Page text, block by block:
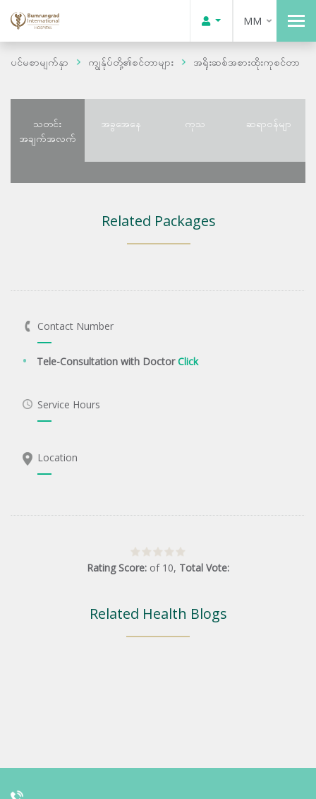
MM
ပင်မစာမျက်နှာ ကျွန်ုပ်တို့၏စင်တာများ အရိုးဆစ်အစားထိုးကုစင်တာ
သတင်း
အချက်အလက်
အခွအေနေ ကုသ ဆရာဝန်မျာ
Related Packages
Contact Number
Tele-Consultation with DoctorClick
Service Hours
Location
Rating Score: of 10, Total Vote:
Related Health Blogs